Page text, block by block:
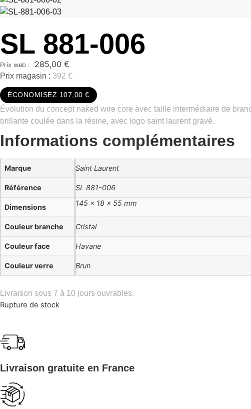
SL 881-006
285,00 €
Prix magasin : 392 €
ÉCONOMISEZ 107,00 €
Évolution du concept naked wire core avec taille intermédiaire de
brillante coulée dans la résine, avec logo saint laurent gravé.
Informations complémentaires
Référence SL 881-006
Dimensions 145 × 18 × 55 mm
Couleur branche Cristal
Couleur face Havane
Couleur verre Brun
Marque Saint Laurent
Livraison sous 7 à 10 jours ouvrables.
Rupture de stock
Livraison gratuite en France